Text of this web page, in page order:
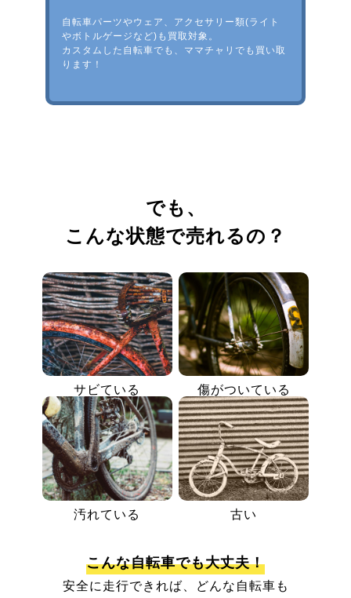
自転車パーツやウェア、アクセサリー類(ライト
やボトルゲージなど)も買取対象。
カスタムした自転車でも、ママチャリでも買い取
ります！
でも、
こんな状態で売れるの？
サビている 傷がついている
汚れている 古い
こんな自転車でも大丈夫！
安全に走行できれば、どんな自転車も